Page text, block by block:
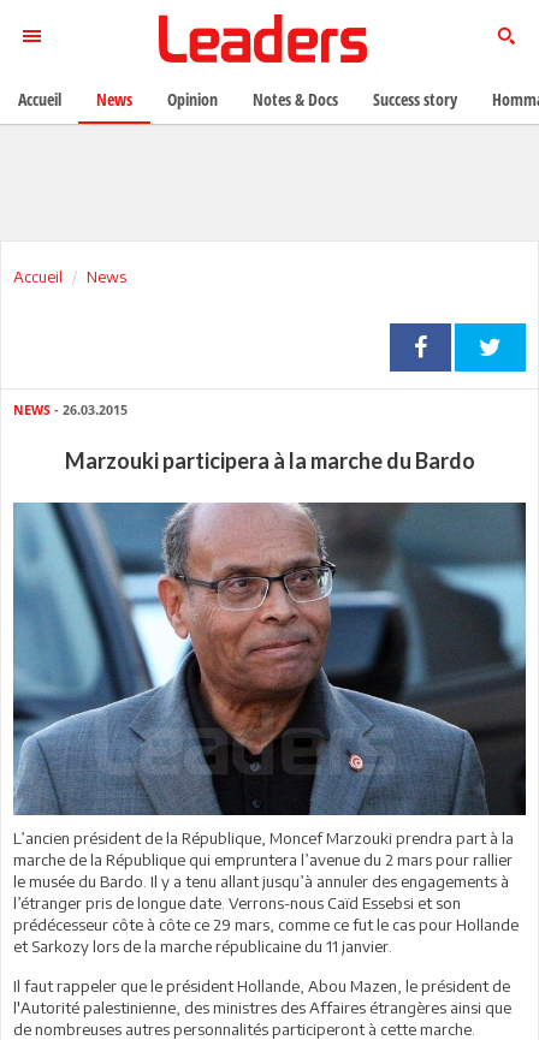
Accueil News
NEWS - 26.03.2015
Marzouki participera à la marche du Bardo
L’ancien président de la République, Moncef Marzouki prendra part à la
marche de la République qui empruntera l’avenue du 2 mars pour rallier
le musée du Bardo. Il y a tenu allant jusqu’à annuler des engagements à
l’étranger pris de longue date. Verrons-nous Caïd Essebsi et son
prédécesseur côte à côte ce 29 mars, comme ce fut le cas pour Hollande
et Sarkozy lors de la marche républicaine du 11 janvier.
Il faut rappeler que le président Hollande, Abou Mazen, le président de
l'Autorité palestinienne, des ministres des Affaires étrangères ainsi que
de nombreuses autres personnalités participeront à cette marche.
Accueil News Opinion Notes & Docs Success story